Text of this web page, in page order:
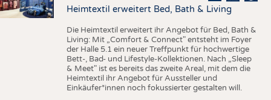
Heimtextil erweitert Bed, Bath & Living
Die Heimtextil erweitert ihr Angebot für Bed, Bath &
Living: Mit „Comfort & Connect" entsteht im Foyer
der Halle 5.1 ein neuer Treffpunkt für hochwertige
Bett-, Bad- und Lifestyle-Kollektionen. Nach „Sleep
& Meet" ist es bereits das zweite Areal, mit dem die
Heimtextil ihr Angebot für Aussteller und
Einkäufer*innen noch fokussierter gestalten will.